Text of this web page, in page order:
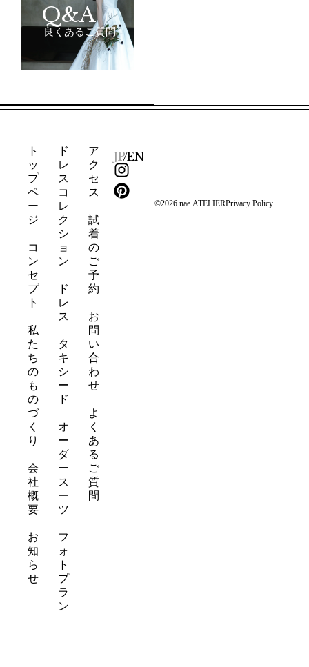
Q&A
良くあるご質問
©2026 nae.ATELIERPrivacy Policy
ト
ッ
プ
ペ
ー
ジ
コ
ン
セ
プ
ト
私
た
ち
の
も
の
づ
く
り
会
社
概
要
お
知
ら
せ
ド
レ
ス
コ
レ
ク
シ
ョ
ン
ド
レ
ス
タ
キ
シ
ー
ド
オ
ー
ダ
ー
ス
ー
ツ
フ
ォ
ト
プ
ラ
ン
ア
ク
セ
ス
試
着
の
ご
予
約
お
問
い
合
わ
せ
よ
く
あ
る
ご
質
問
JP/EN
I
n
s
P
i
n